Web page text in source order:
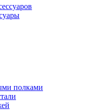
полками